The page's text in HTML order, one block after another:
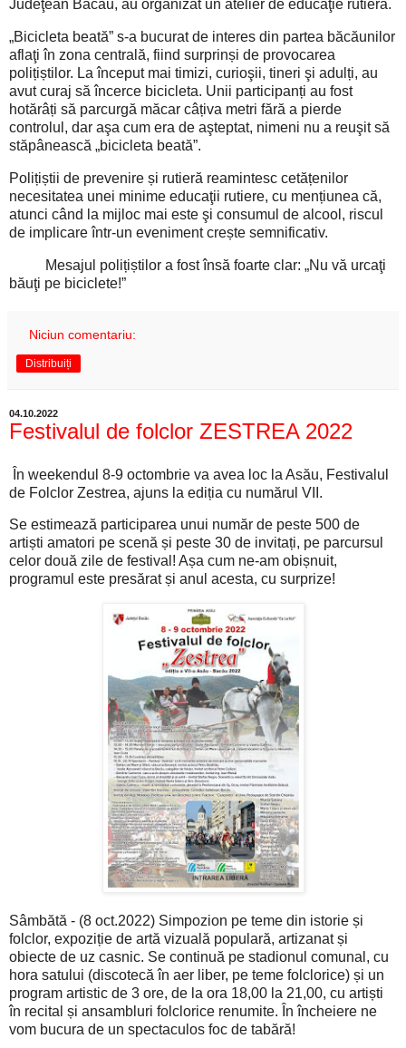
Judeţean Bacău, au organizat un atelier de educaţie rutieră.
„Bicicleta beată” s-a bucurat de interes din partea băcăunilor
aflaţi în zona centrală, fiind surprinși de provocarea
polițiștilor. La început mai timizi, curioşii, tineri şi adulți, au
avut curaj să încerce bicicleta. Unii participanți au fost
hotărâți să parcurgă măcar câțiva metri fără a pierde
controlul, dar aşa cum era de aşteptat, nimeni nu a reuşit să
stăpânească „bicicleta beată”.
Polițiștii de prevenire și rutieră reamintesc cetățenilor
necesitatea unei minime educaţii rutiere, cu mențiunea că,
atunci când la mijloc mai este şi consumul de alcool, riscul
de implicare într-un eveniment crește semnificativ.
Mesajul polițiștilor a fost însă foarte clar: „Nu vă urcaţi
băuţi pe biciclete!”
Niciun comentariu:
Distribuiți
04.10.2022
Festivalul de folclor ZESTREA 2022
În weekendul 8-9 octombrie va avea loc la Asău, Festivalul
de Folclor Zestrea, ajuns la ediția cu numărul VII.
Se estimează participarea unui număr de peste 500 de
artiști amatori pe scenă și peste 30 de invitați, pe parcursul
celor două zile de festival! Așa cum ne-am obișnuit,
programul este presărat și anul acesta, cu surprize!
Sâmbătă - (8 oct.2022) Simpozion pe teme din istorie și
folclor, expoziție de artă vizuală populară, artizanat și
obiecte de uz casnic. Se continuă pe stadionul comunal, cu
hora satului (discotecă în aer liber, pe teme folclorice) și un
program artistic de 3 ore, de la ora 18,00 la 21,00, cu artiști
în recital și ansambluri folclorice renumite. În încheiere ne
vom bucura de un spectaculos foc de tabără!